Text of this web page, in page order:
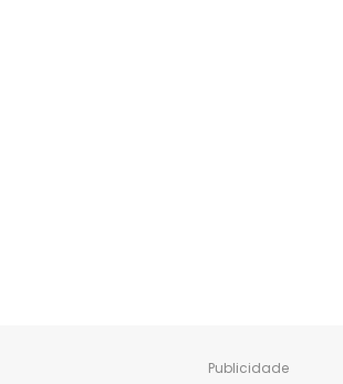
Publicidade